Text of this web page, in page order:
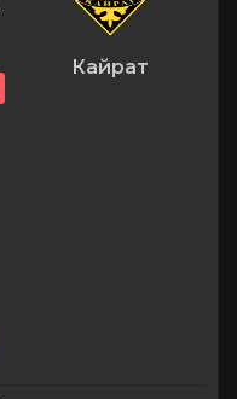
Кайрат